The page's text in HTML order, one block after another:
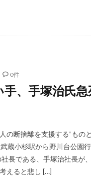
0件
、手塚治氏
の断捨離を支援する”も
蔵小杉駅から野川台公園
長である、手塚治社長が
えると悲し […]